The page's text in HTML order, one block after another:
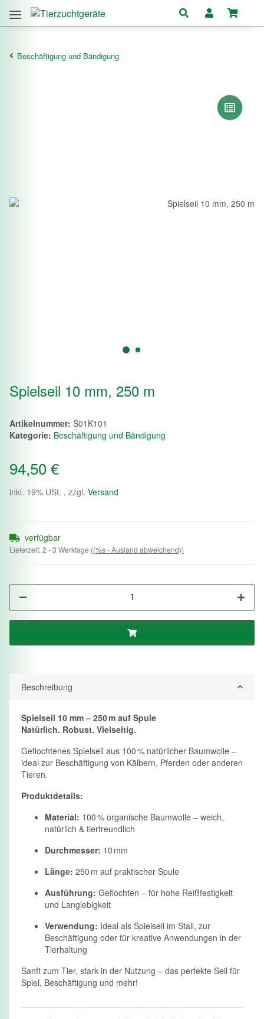
Beschäftigung und Bändigung
Spielseil 10 mm, 250 m
Artikelnummer: S01K101
Kategorie: Beschäftigung und Bändigung
94,50 €
inkl. 19% USt. , zzgl. Versand
verfügbar
Lieferzeit:2 - 3 Werktage ((%s - Ausland abweichend))
Beschreibung
Spielseil 10 mm – 250 m auf Spule
Natürlich. Robust. Vielseitig.
Geflochtenes Spielseil aus 100 % natürlicher Baumwolle –
ideal zur Beschäftigung von Kälbern, Pferden oder anderen
Tieren.
Produktdetails:
Material: 100 % organische Baumwolle – weich,
natürlich & tierfreundlich
Durchmesser: 10 mm
Länge: 250 m auf praktischer Spule
Ausführung: Geflochten – für hohe Reißfestigkeit
und Langlebigkeit
Verwendung: Ideal als Spielseil im Stall, zur
Beschäftigung oder für kreative Anwendungen in der
Tierhaltung
Sanft zum Tier, stark in der Nutzung – das perfekte Seil für
Spiel, Beschäftigung und mehr!